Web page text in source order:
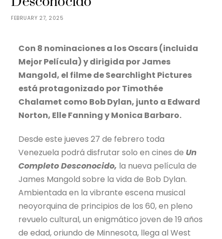
FEBRUARY 27, 2025
Con 8 nominaciones a los Oscars (incluida
Mejor Película) y dirigida por James
Mangold, el filme de Searchlight Pictures
está protagonizado por Timothée
Chalamet como Bob Dylan, junto a Edward
Norton, Elle Fanning y Monica Barbaro.
Desde este jueves 27 de febrero toda
Venezuela podrá disfrutar solo en cines de Un
Completo Desconocido, la nueva película de
James Mangold sobre la vida de Bob Dylan.
Ambientada en la vibrante escena musical
neoyorquina de principios de los 60, en pleno
revuelo cultural, un enigmático joven de 19 años
de edad, oriundo de Minnesota, llega al West